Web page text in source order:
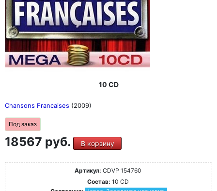
10 CD
Chansons Francaises (2009)
Под заказ
18567 руб. В корзину
Артикул: CDVP 154760
Состав: 10 CD